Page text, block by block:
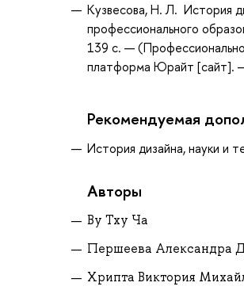
Кузвесова, Н. Л. История
профессионального
139 с. —
платформа Юрайт [сайт].
Рекомендуемая
История дизайна, науки и
Авторы
Ву Тху Ча
Першеева Александра
Хрипта Виктория